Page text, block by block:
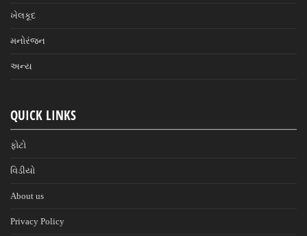
ખેલકૂદ
મનોરંજન
અન્ય
QUICK LINKS
ફોટો
વિડીયો
About us
Privacy Policy